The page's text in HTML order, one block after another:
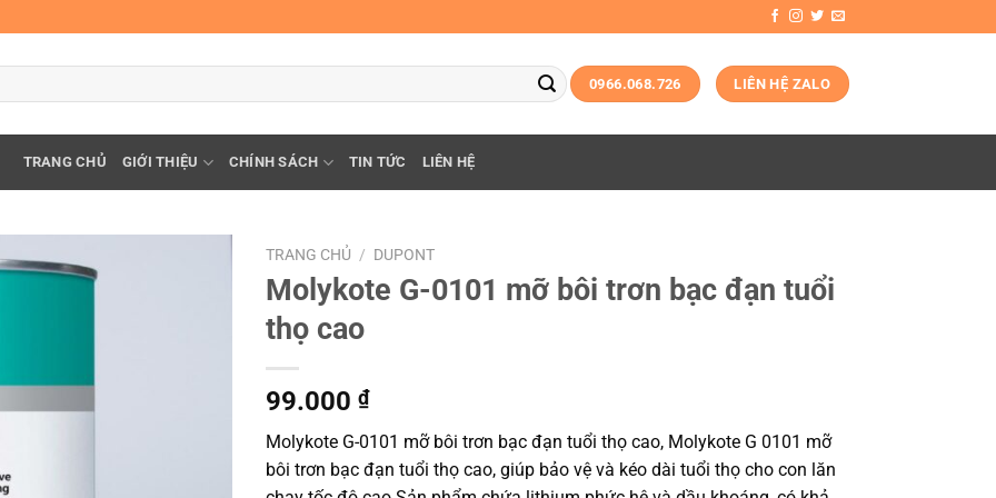
0966.068.726 LIÊN HỆ ZALO
TRANG CHỦ GIỚI THIỆU CHÍNH SÁCH TIN TỨC LIÊN HỆ
TRANG CHỦ / DUPONT
Molykote G-0101 mỡ bôi trơn bạc đạn tuổi
thọ cao
99.000 ₫
Molykote G-0101 mỡ bôi trơn bạc đạn tuổi thọ cao, Molykote G 0101 mỡ
bôi trơn bạc đạn tuổi thọ cao, giúp bảo vệ và kéo dài tuổi thọ cho con lăn